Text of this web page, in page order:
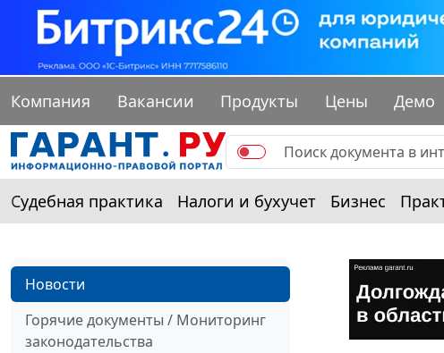
Компания Вакансии Продукты Цены Демо
Судебная практика Налоги и бухучет Бизнес
Новости
Горячие документы / Мониторинг
законодательства